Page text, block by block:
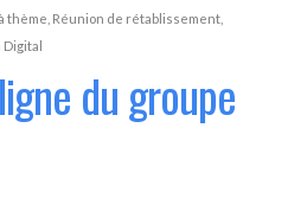
thème Réunion de rétablissement,
Digital
du groupe